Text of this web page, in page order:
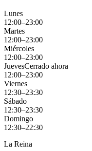
Lunes
12:00–23:00
Martes
12:00–23:00
Miércoles
12:00–23:00
JuevesCerrado ahora
12:00–23:00
Viernes
12:30–23:30
Sábado
12:30–23:30
Domingo
12:30–22:30
La Reina